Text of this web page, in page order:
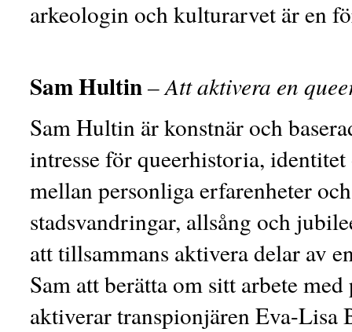
arkeologin och kulturarvet är en
Sam Hultin– Att aktivera en
Sam Hultin är konstnär och
intresse för queerhistoria,
mellan personliga erfarenheter
stadsvandringar, allsång och
att tillsammans aktivera delar av
Sam att berätta om sitt arbete
aktiverar transpionjären Eva-Lisa